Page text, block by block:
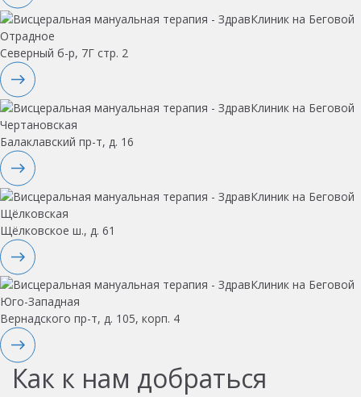
Отрадное
Северный б-р, 7Г стр. 2
Чертановская
Балаклавский пр-т, д. 16
Щёлковская
Щёлковское ш., д. 61
Юго-Западная
Вернадского пр-т, д. 105, корп. 4
Как к нам добраться